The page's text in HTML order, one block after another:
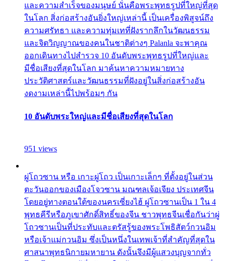
และความสำเร็จของมนุษย์ นั่นคือพระพุทธรูปที่ใหญ่ที่สุด
ในโลก สิ่งก่อสร้างอันยิ่งใหญ่เหล่านี้ เป็นเครื่องพิสูจน์ถึง
ความศรัทธา และความทุ่มเทที่ฝังรากลึกในวัฒนธรรม
และจิตวิญญาณของคนในชาติต่างๆ Palanla จะพาคุณ
ออกเดินทางไปสำรวจ 10 อันดับพระพุทธรูปที่ใหญ่และ
มีชื่อเสียงที่สุดในโลก มาค้นหาความหมายทาง
ประวัติศาสตร์และวัฒนธรรมที่ฝังอยู่ในสิ่งก่อสร้างอัน
งดงามเหล่านี้ไปพร้อมๆ กัน
10 อันดับพระใหญ่และมีชื่อเสียงที่สุดในโลก
951 views
ผู่โถวซาน หรือ เกาะผู่โถว เป็นเกาะเล็กๆ ที่ตั้งอยู่ในส่วน
ตะวันออกของเมืองโจวซาน มณฑลเจ้อเจียง ประเทศจีน
โดยอยู่ทางตอนใต้ของนครเซี่ยงไฮ้ ผู่โถวซานเป็น 1 ใน 4
พุทธคีรีหรือภูเขาศักดิ์สิทธิ์ของจีน ชาวพุทธจีนเชื่อกันว่าผู่
โถวซานเป็นที่ประทับและตรัสรู้ของพระโพธิสัตว์กวนอิม
หรือเจ้าแม่กวนอิม ซึ่งเป็นหนึ่งในเทพเจ้าที่สำคัญที่สุดใน
ศาสนาพุทธนิกายมหายาน ดังนั้นจึงมีผู้แสวงบุญจากทั่ว